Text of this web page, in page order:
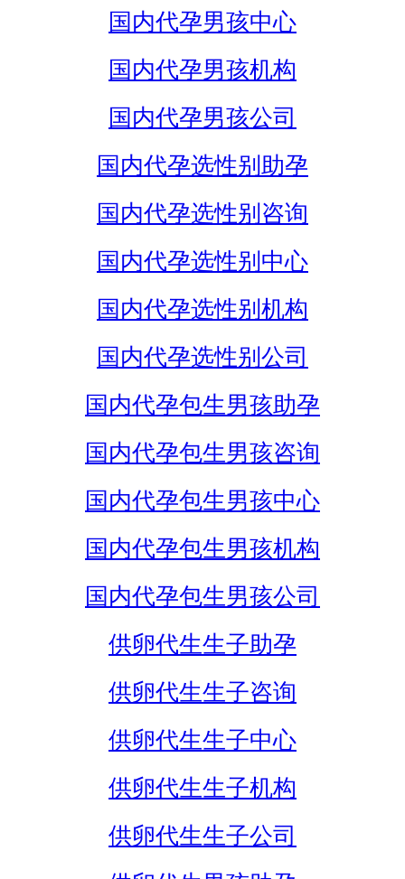
国内代孕男孩中心
国内代孕男孩机构
国内代孕男孩公司
国内代孕选性别助孕
国内代孕选性别咨询
国内代孕选性别中心
国内代孕选性别机构
国内代孕选性别公司
国内代孕包生男孩助孕
国内代孕包生男孩咨询
国内代孕包生男孩中心
国内代孕包生男孩机构
国内代孕包生男孩公司
供卵代生生子助孕
供卵代生生子咨询
供卵代生生子中心
供卵代生生子机构
供卵代生生子公司